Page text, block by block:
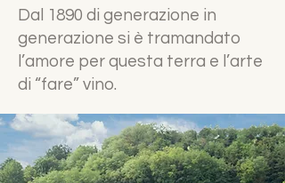
Dal 1890 di generazione in
generazione si è tramandato
l’amore per questa terra e l’arte
di “fare” vino.